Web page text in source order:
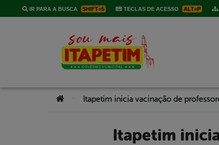
IR PARA A BUSCA SHIFT+5 TECLAS DE ACESSO ALT+P
Você está aqui:
Itapetim inicia vacinação de professores contra a Covid-19